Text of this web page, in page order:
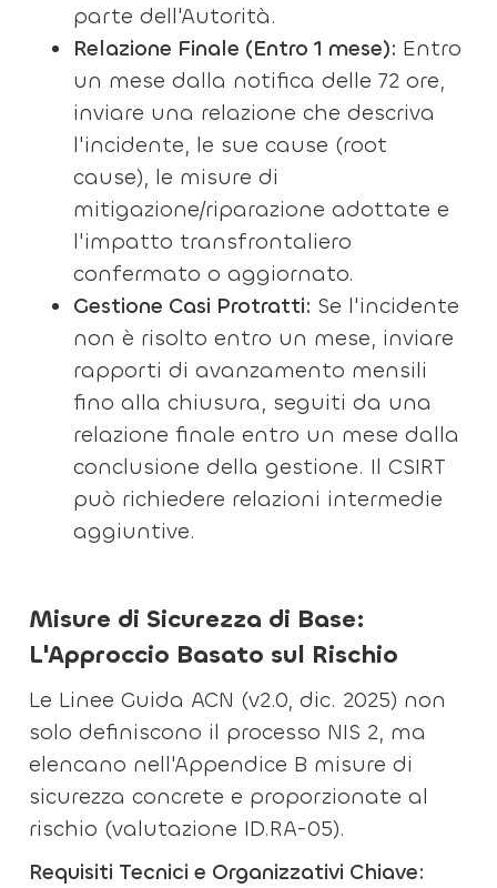
parte dell'Autorità.
Relazione Finale (Entro 1 mese): Entro
un mese dalla notifica delle 72 ore,
inviare una relazione che descriva
l'incidente, le sue cause (root
cause), le misure di
mitigazione/riparazione adottate e
l'impatto transfrontaliero
confermato o aggiornato.
Gestione Casi Protratti: Se l'incidente
non è risolto entro un mese, inviare
rapporti di avanzamento mensili
fino alla chiusura, seguiti da una
relazione finale entro un mese dalla
conclusione della gestione. Il CSIRT
può richiedere relazioni intermedie
aggiuntive.
Misure di Sicurezza di Base:
L'Approccio Basato sul Rischio
Le Linee Guida ACN (v2.0, dic. 2025) non
solo definiscono il processo NIS 2, ma
elencano nell'Appendice B misure di
sicurezza concrete e proporzionate al
rischio (valutazione ID.RA-05).
Requisiti Tecnici e Organizzativi Chiave: